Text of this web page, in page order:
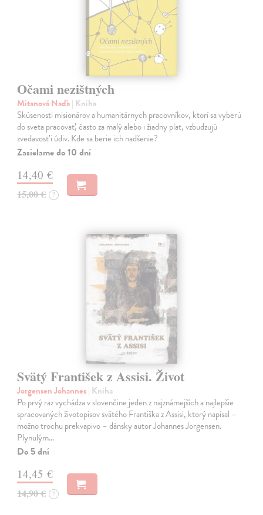
Očami nezištných
Mitanová Naďa| Kniha
Skúsenosti misionárov a humanitárnych pracovníkov, ktorí sa vyberú
do sveta pracovať, často za malý alebo i žiadny plat, vzbudzujú
zvedavosť i údiv. Kde sa berie ich nadšenie?
Zasielame do 10 dní
14,40 €
15,00 € ?
Svätý František z Assisi. Život
Jorgensen Johannes| Kniha
Po prvý raz vychádza v slovenčine jeden z najznámejších a najlepšie
spracovaných životopisov svätého Františka z Assisi, ktorý napísal –
možno trochu prekvapivo – dánsky autor Johannes Jorgensen.
Plynulým…
Do 5 dní
14,45 €
14,90 € ?